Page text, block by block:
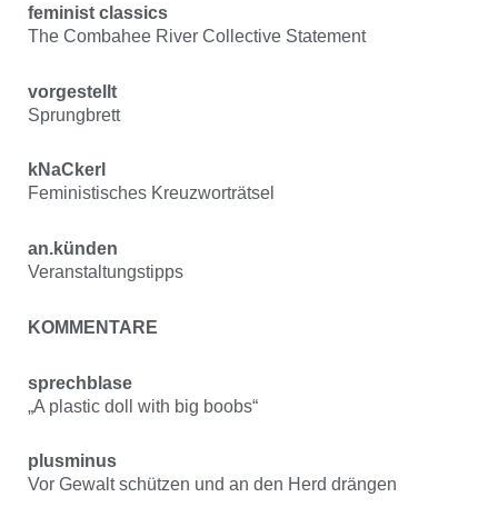
feminist classics
The Combahee River Collective Statement
vorgestellt
Sprungbrett
kNaCkerl
Feministisches Kreuzworträtsel
an.künden
Veranstaltungstipps
KOMMENTARE
sprechblase
„A plastic doll with big boobs“
plusminus
Vor Gewalt schützen und an den Herd drängen